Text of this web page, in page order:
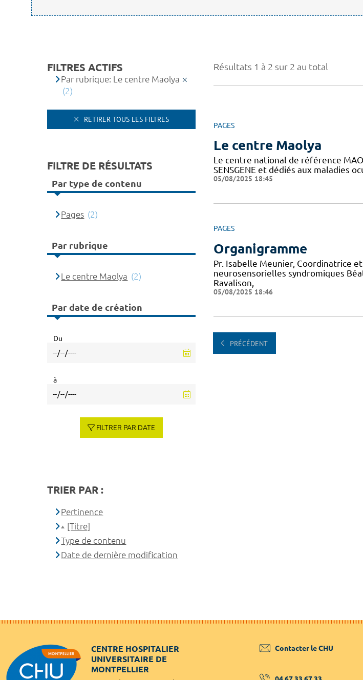
Résultats 1 à 2 sur 2 au total
PAGES
Le centre Maolya
Le centre national de référence
SENSGENE et dédiés aux maladies
05/08/2025 18:45
PAGES
Organigramme
Pr. Isabelle Meunier, Coordinatrice
neurosensorielles syndromiques
Ravalison,
05/08/2025 18:46
PRÉCÉDENT
FILTRES ACTIFS
Par rubrique: Le centre Maolya
(2)
RETIRER TOUS LES FILTRES
FILTRE DE RÉSULTATS
Par type de contenu
Pages (2)
Par rubrique
Le centre Maolya (2)
Par date de création
Du
à
FILTRER PAR DATE
TRIER PAR :
Pertinence
[Titre]
Type de contenu
Date de dernière modification
CENTRE HOSPITALIER
UNIVERSITAIRE DE
MONTPELLIER
Contacter le CHU